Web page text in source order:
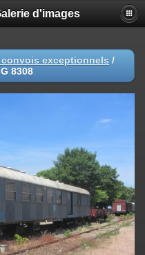
d'images
exceptionnels /
8308